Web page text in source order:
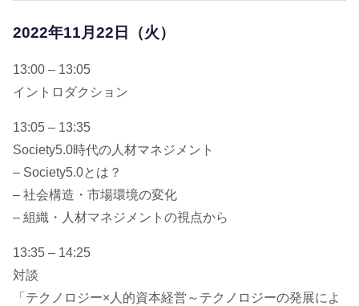
2022年11月22日（火）
13:00 – 13:05
イントロダクション
13:05 – 13:35
Society5.0時代の人材マネジメント
– Society5.0とは？​
– 社会構造・市場環境の変化​
– 組織・人材マネジメントの視点から
13:35 – 14:25
対談
「テクノロジー×人的資本経営～テクノロジーの発展によ